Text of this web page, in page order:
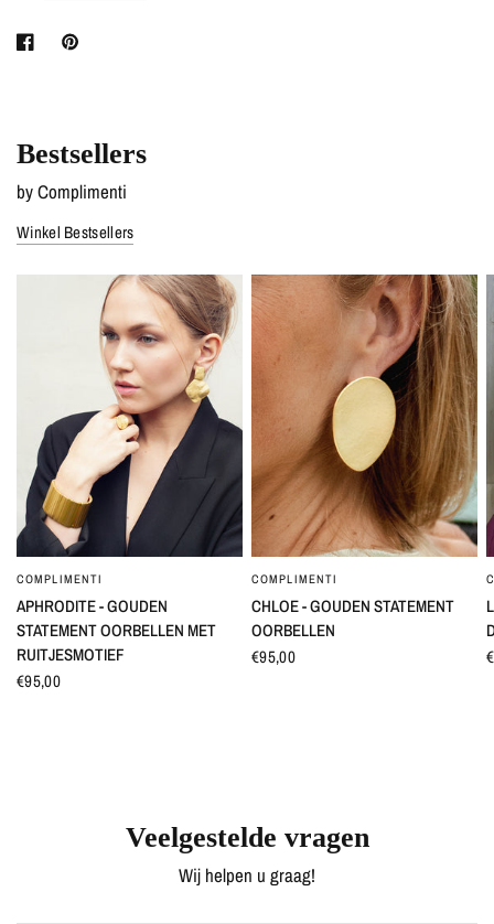
Bestsellers
by Complimenti
Winkel Bestsellers
SNEL BEKIJKEN
COMPLIMENTI
APHRODITE - GOUDEN
STATEMENT OORBELLEN MET
RUITJESMOTIEF
€95,00
SNEL BEKIJKEN
COMPLIMENTI
CHLOE - GOUDEN STATEMENT
OORBELLEN
€95,00
Veelgestelde vragen
Wij helpen u graag!